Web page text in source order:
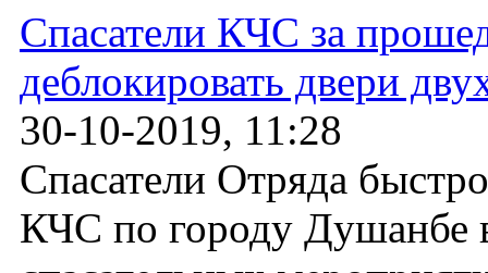
Спасатели КЧС за
деблокировать двери
30-10-2019, 11:28
Спасатели Отряда
КЧС по городу Душанбе